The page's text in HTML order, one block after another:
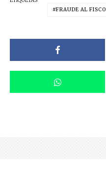
FRAUDE AL FISCO